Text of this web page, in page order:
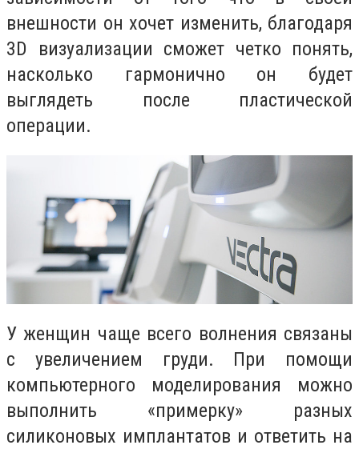
внешности он хочет изменить, благодаря
3D визуализации сможет четко понять,
насколько гармонично он будет
выглядеть после пластической
операции.
У женщин чаще всего волнения связаны
с увеличением груди. При помощи
компьютерного моделирования можно
выполнить «примерку» разных
силиконовых имплантатов и ответить на